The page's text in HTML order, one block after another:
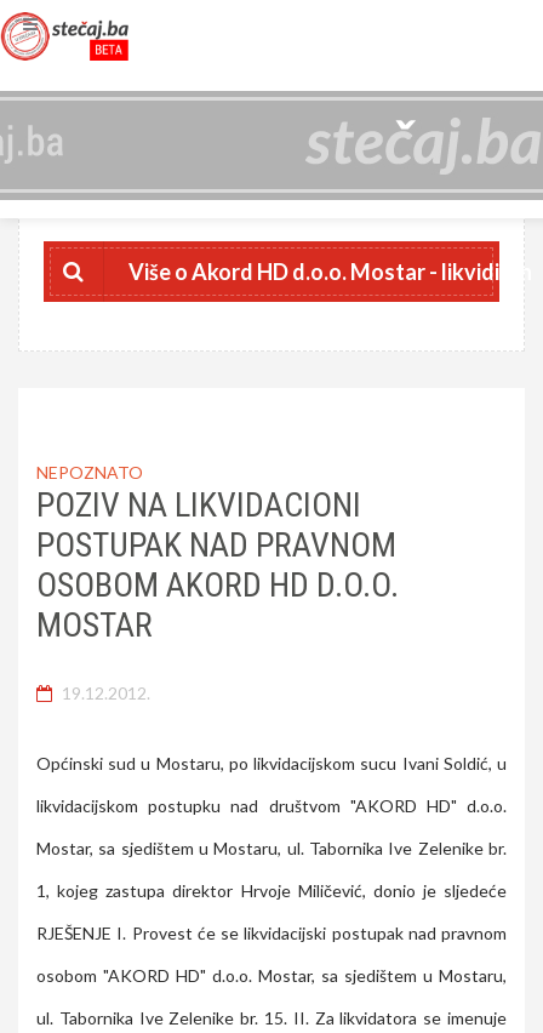
AKORD HD D.O.O. MOSTAR - LIKVIDIRAN
4227019670006
Više o Akord HD d.o.o. Mostar - likvidiran
NEPOZNATO
POZIV NA LIKVIDACIONI
POSTUPAK NAD PRAVNOM
OSOBOM AKORD HD D.O.O.
MOSTAR
19.12.2012.
Općinski sud u Mostaru, po likvidacijskom sucu Ivani Soldić, u
likvidacijskom postupku nad društvom "AKORD HD" d.o.o.
Mostar, sa sjedištem u Mostaru, ul. Tabornika Ive Zelenike br.
1, kojeg zastupa direktor Hrvoje Miličević, donio je sljedeće
RJEŠENJE I. Provest će se likvidacijski postupak nad pravnom
osobom "AKORD HD" d.o.o. Mostar, sa sjedištem u Mostaru,
ul. Tabornika Ive Zelenike br. 15. II. Za likvidatora se imenuje